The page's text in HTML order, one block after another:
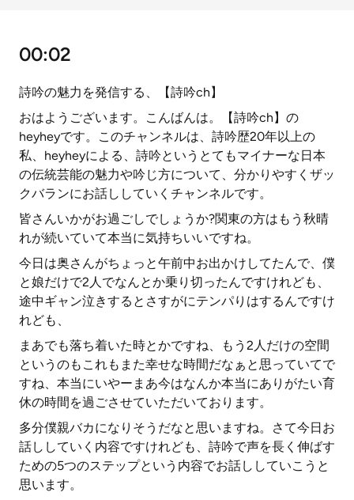
00:02
詩吟の魅力を発信する、【詩吟ch】
おはようございます。こんばんは。【詩吟ch】の
heyheyです。このチャンネルは、詩吟歴20年以上の
私、heyheyによる、詩吟というとてもマイナーな日本
の伝統芸能の魅力や吟じ方について、分かりやすくザッ
クバランにお話ししていくチャンネルです。
皆さんいかがお過ごしでしょうか?関東の方はもう秋晴
れが続いていて本当に気持ちいいですね。
今日は奥さんがちょっと午前中お出かけしてたんで、僕
と娘だけで2人でなんとか乗り切ったんですけれども、
途中ギャン泣きするとさすがにテンパりはするんですけ
れども、
まあでも落ち着いた時とかですね、もう2人だけの空間
というのもこれもまた幸せな時間だなぁと思っていてで
すね、本当にいやーまあ今はなんか本当にありがたい育
休の時間を過ごさせていただいております。
多分僕親バカになりそうだなと思いますね。さて今日お
話ししていく内容ですけれども、詩吟で声を長く伸ばす
ための5つのステップという内容でお話ししていこうと
思います。